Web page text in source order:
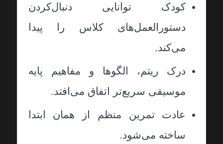
کودک توانایی دنبال‌کردن
دستورالعمل‌های کلاس را پیدا
می‌کند.
درک ریتم، الگوها و مفاهیم پایه
موسیقی سریع‌تر اتفاق می‌افتد.
عادت تمرین منظم از همان ابتدا
ساخته می‌شود.